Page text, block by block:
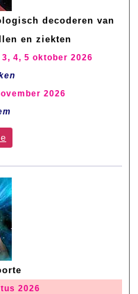
decoderen van
en ziekten
3, 4, 5 oktober 2026
2026
2026